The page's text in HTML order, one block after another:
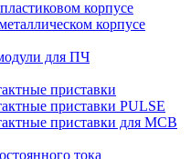
корпусе
корпусе
для ПЧ
приставки
приставки PULSE
приставки для MCB
тока